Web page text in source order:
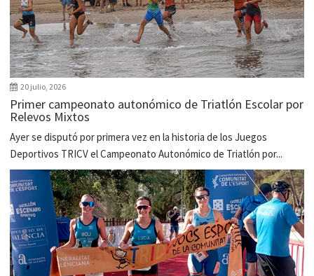
20 julio, 2026
Primer campeonato autonómico de Triatlón Escolar por
Relevos Mixtos
Ayer se disputó por primera vez en la historia de los Juegos
Deportivos TRICV el Campeonato Autonómico de Triatlón por...